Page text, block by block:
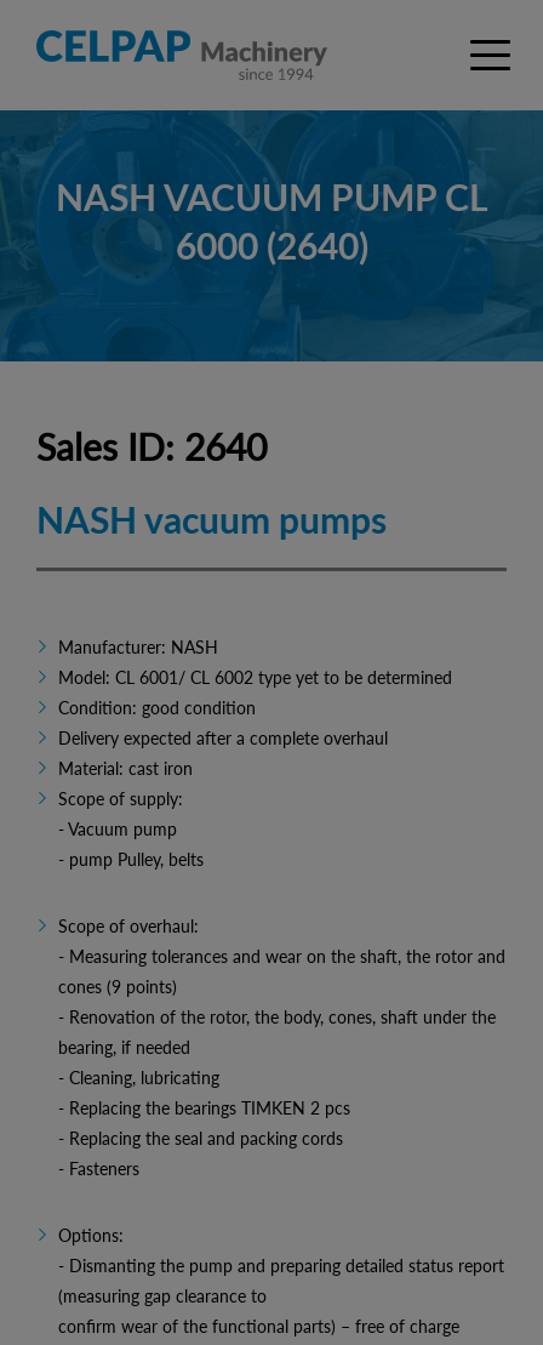
NASH VACUUM PUMP CL
6000 (2640)
Sales ID: 2640
NASH vacuum pumps
Manufacturer: NASH
Model: CL 6001/ CL 6002 type yet to be determined
Condition: good condition
Delivery expected after a complete overhaul
Material: cast iron
Scope of supply:
- Vacuum pump
- pump Pulley, belts
Scope of overhaul:
- Measuring tolerances and wear on the shaft, the rotor and
cones (9 points)
- Renovation of the rotor, the body, cones, shaft under the
bearing, if needed
- Cleaning, lubricating
- Replacing the bearings TIMKEN 2 pcs
- Replacing the seal and packing cords
- Fasteners
Options:
- Dismanting the pump and preparing detailed status report
(measuring gap clearance to
confirm wear of the functional parts) – free of charge